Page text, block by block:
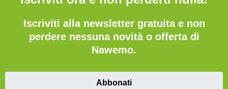
Iscriviti alla newsletter gratuita e non
perdere nessuna novità o offerta di
Nawemo.
Abbonati